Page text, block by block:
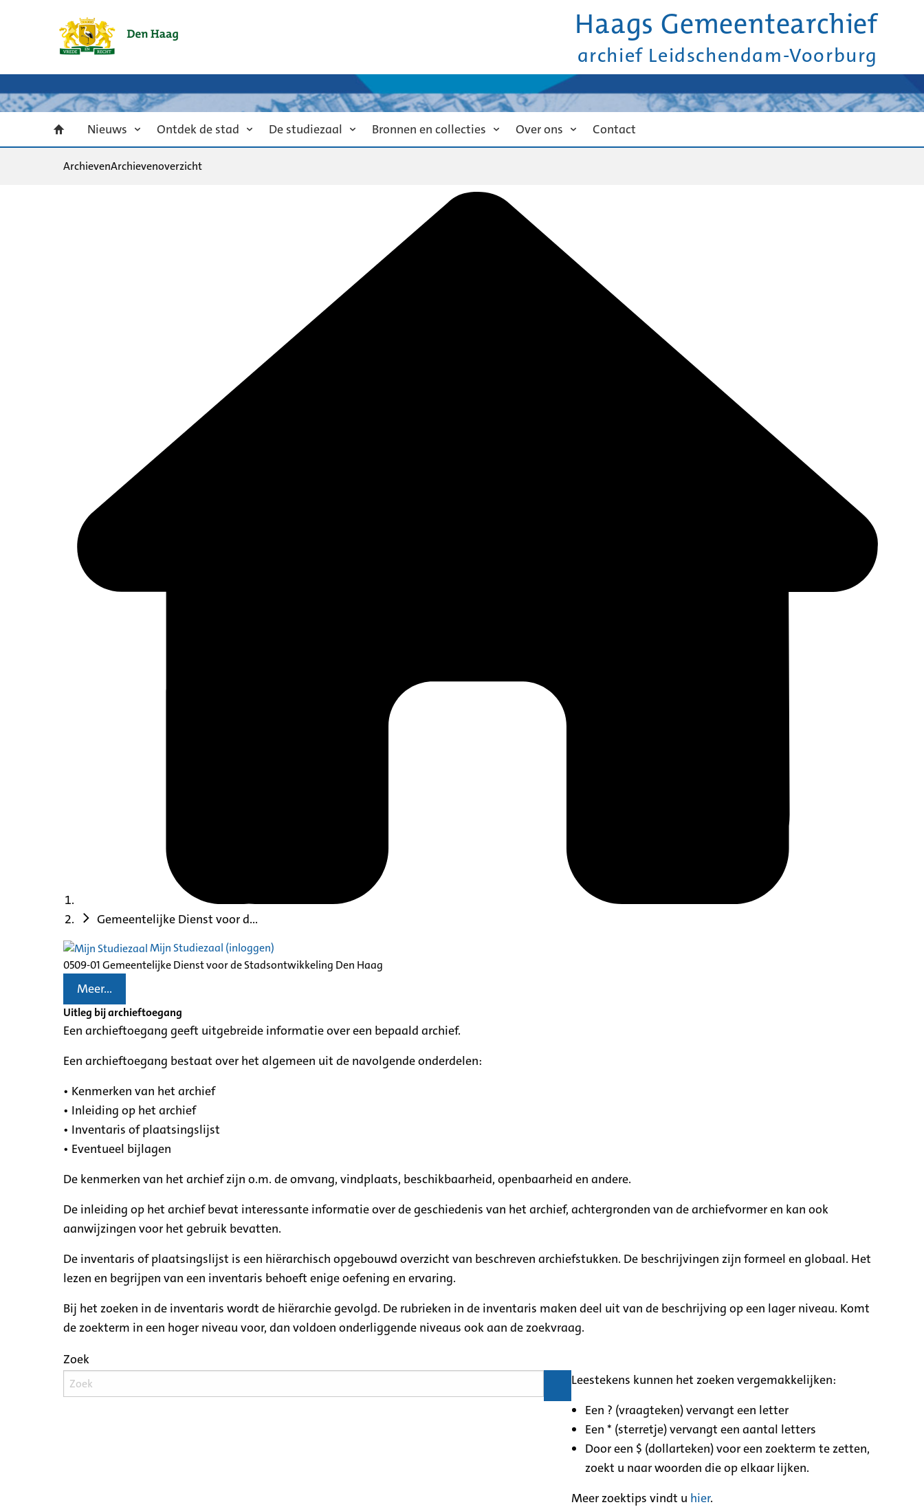
Haags Gemeentearchief
archief Leidschendam-Voorburg
Nieuws Ontdek de stad De studiezaal Bronnen en collecties Over ons Contact
ArchievenArchievenoverzicht
Gemeentelijke Dienst voor d...
Mijn Studiezaal (inloggen)
0509-01 Gemeentelijke Dienst voor de Stadsontwikkeling Den Haag
Meer...
Uitleg bij archieftoegang
Een archieftoegang geeft uitgebreide informatie over een bepaald archief.
Een archieftoegang bestaat over het algemeen uit de navolgende onderdelen:
• Kenmerken van het archief
• Inleiding op het archief
• Inventaris of plaatsingslijst
• Eventueel bijlagen
De kenmerken van het archief zijn o.m. de omvang, vindplaats, beschikbaarheid, openbaarheid en andere.
De inleiding op het archief bevat interessante informatie over de geschiedenis van het archief, achtergronden van de archiefvormer en kan ook
aanwijzingen voor het gebruik bevatten.
De inventaris of plaatsingslijst is een hiërarchisch opgebouwd overzicht van beschreven archiefstukken. De beschrijvingen zijn formeel en globaal. Het
lezen en begrijpen van een inventaris behoeft enige oefening en ervaring.
Bij het zoeken in de inventaris wordt de hiërarchie gevolgd. De rubrieken in de inventaris maken deel uit van de beschrijving op een lager niveau. Komt
de zoekterm in een hoger niveau voor, dan voldoen onderliggende niveaus ook aan de zoekvraag.
Zoek
Leestekens kunnen het zoeken vergemakkelijken:
Een ? (vraagteken) vervangt een letter
Een * (sterretje) vervangt een aantal letters
Door een $ (dollarteken) voor een zoekterm te zetten,
zoekt u naar woorden die op elkaar lijken.
Meer zoektips vindt u hier.